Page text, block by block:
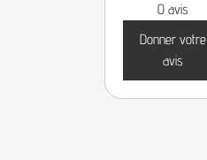
0 avis
Donner votre
avis